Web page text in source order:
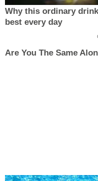
Why this ordinary
best every day
Are You The Same